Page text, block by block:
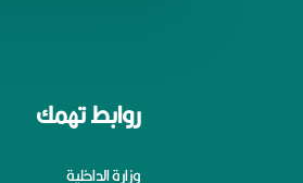
روابط تهمك
وزارة الداخلية